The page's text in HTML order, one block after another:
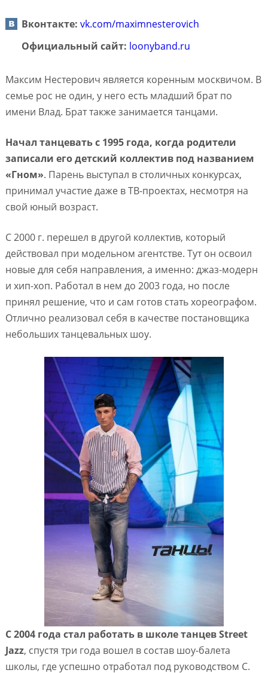
Вконтакте: vk.com/maximnesterovich
Официальный сайт: loonyband.ru
Максим Нестерович является коренным москвичом. В
семье рос не один, у него есть младший брат по
имени Влад. Брат также занимается танцами.
Начал танцевать с 1995 года, когда родители
записали его детский коллектив под названием
«Гном». Парень выступал в столичных конкурсах,
принимал участие даже в ТВ-проектах, несмотря на
свой юный возраст.
С 2000 г. перешел в другой коллектив, который
действовал при модельном агентстве. Тут он освоил
новые для себя направления, а именно: джаз-модерн
и хип-хоп. Работал в нем до 2003 года, но после
принял решение, что и сам готов стать хореографом.
Отлично реализовал себя в качестве постановщика
небольших танцевальных шоу.
С 2004 года стал работать в школе танцев Street
Jazz, спустя три года вошел в состав шоу-балета
школы, где успешно отработал под руководством С.